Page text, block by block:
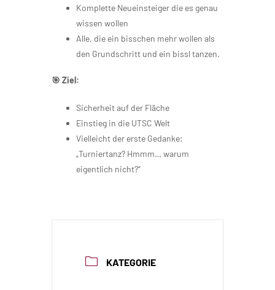
Komplette Neueinsteiger die es genau
wissen wollen
Alle, die ein bisschen mehr wollen als
den Grundschritt und ein bissl tanzen.
🎯 Ziel:
Sicherheit auf der Fläche
Einstieg in die UTSC Welt
Vielleicht der erste Gedanke:
„Turniertanz? Hmmm… warum
eigentlich nicht?“
KATEGORIE